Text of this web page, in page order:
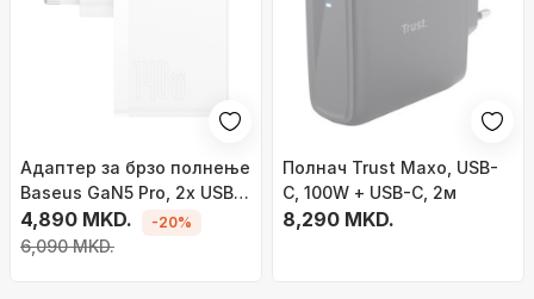
Адаптер за брзо полнење
Baseus GaN5 Pro, 2x USB-
C, USB-A, 140W, бел
4,890 MKD.
6,090 MKD.
-20%
Полнач Trust Maxo, USB-
C, 100W + USB-C, 2м
8,290 MKD.